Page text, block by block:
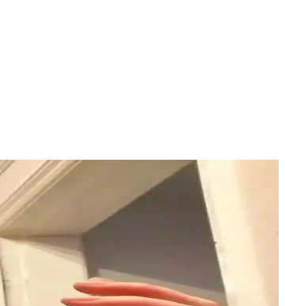
sonuç ortaya çıkarır.
yöntemleri ele alınıyor.